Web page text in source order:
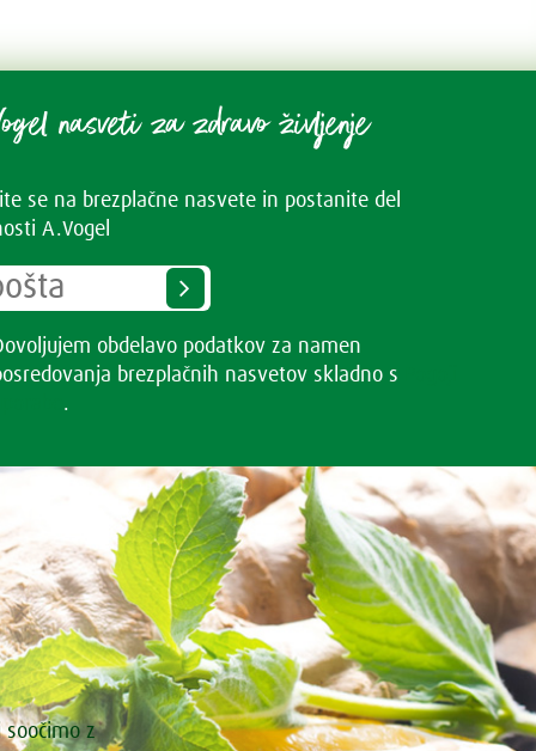
nasveti za zdravo življenje
se na brezplačne nasvete in postanite del
A.Vogel
obdelavo podatkov za namen
brezplačnih nasvetov skladno s
.
z